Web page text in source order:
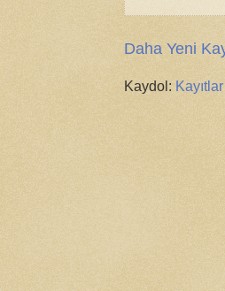
Daha Yeni
Kaydol: